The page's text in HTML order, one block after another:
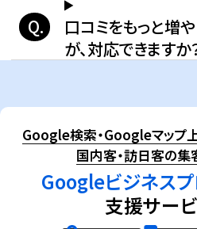
口コミをもっと増
が、対応できますか
Google検索・Googleマップ
国内客・訪日客の集
Googleビジネスプ
支援サー